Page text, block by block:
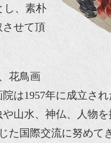
扇
し、素朴
させて頂
花鳥画
は1957年に成立さ
山水、神仏、人物
た国際交流に努めて